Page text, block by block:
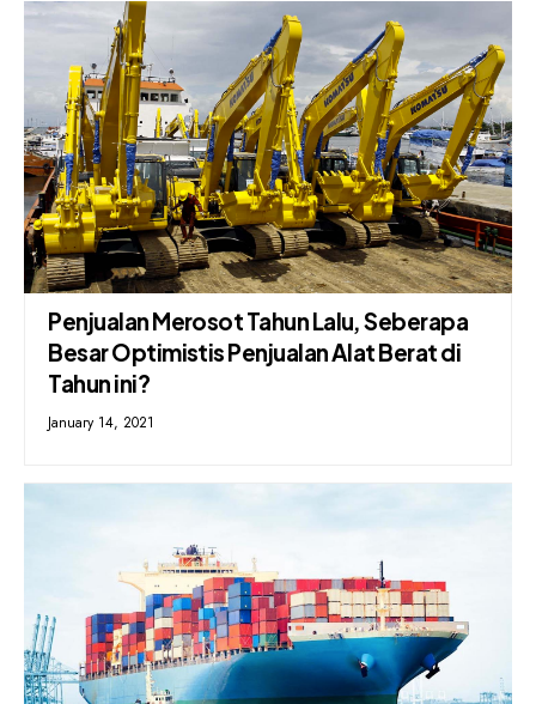
Penjualan Merosot Tahun Lalu, Seberapa
Besar Optimistis Penjualan Alat Berat di
Tahun ini?
January 14, 2021